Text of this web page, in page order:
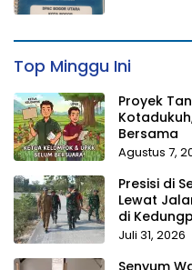
Top Minggu Ini
Proyek
Bersama
Agustus 7,
Presisi di
Lewat
di
Juli 31, 2026